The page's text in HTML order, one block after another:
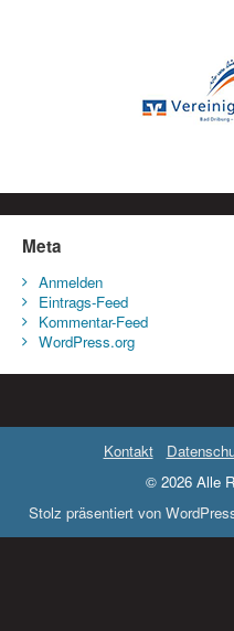
Meta
Anmelden
Eintrags-Feed
Kommentar-Feed
WordPress.org
Kontakt
© 2026 Alle
Stolz präsentiert von